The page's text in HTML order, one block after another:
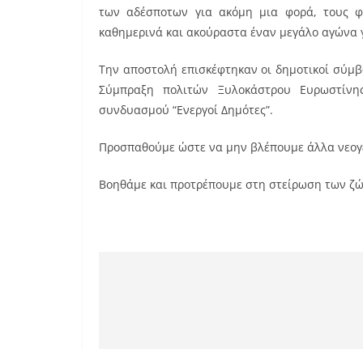
των αδέσποτων για ακόμη μια φορά, τους
καθημερινά και ακούραστα έναν μεγάλο
Την αποστολή επισκέφτηκαν οι δημοτικοί
Σύμπραξη πολιτών Ξυλοκάστρου
συνδυασμού “Ενεργοί Δημότες”.
Προσπαθούμε ώστε να μην βλέπουμε άλλα
Βοηθάμε και προτρέπουμε στη στείρωση των